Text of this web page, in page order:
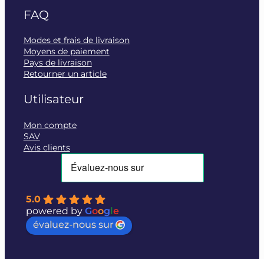
FAQ
Modes et frais de livraison
Moyens de paiement
Pays de livraison
Retourner un article
Utilisateur
Mon compte
SAV
Avis clients
5.0
powered by Google
évaluez-nous sur